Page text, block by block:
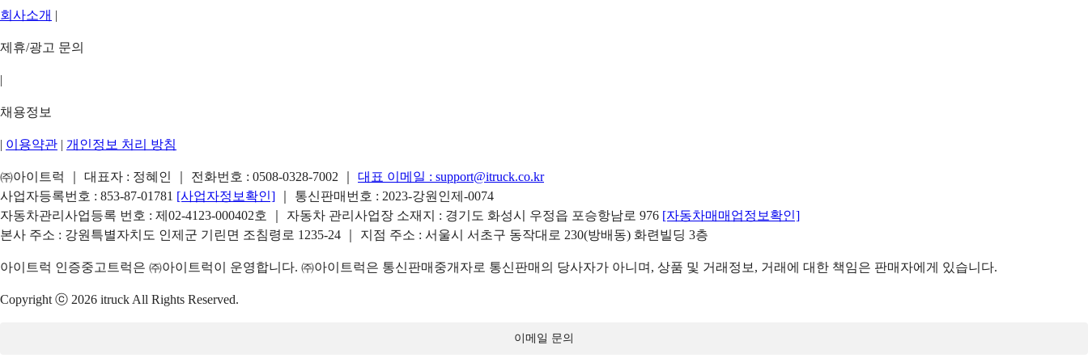
회사소개 |
제휴/광고 문의
|
채용정보
| 이용약관 | 개인정보 처리 방침
㈜아이트럭 ｜ 대표자 : 정혜인 ｜ 전화번호 : 0508-0328-7002 대표 이메일 : support@itruck.co.kr
사업자등록번호 : 853-87-01781 [사업자정보확인]
｜ 통신판매번호 : 2023-강원인제-0074
자동차관리사업등록 번호 : 제02-4123-000402호 ｜ 자동차 관리사업장 소재지 : 경기도 화성시 우정읍 포승항남로 976 [자동차매매업정보확인]
본사 주소 : 강원특별자치도 인제군 기린면 조침령로 1235-24 ｜ 지점 주소 : 서울시 서초구 동작대로 230(방배동) 화련빌딩 3층
아이트럭 인증중고트럭은 ㈜아이트럭이 운영합니다. ㈜아이트럭은 통신판매중개자로 통신판매의 당사자가 아니며, 상품 및 거래정보, 거래에 대한 책임은 판매자에게 있습니다.
Copyright ⓒ 2026 itruck All Rights Reserved.
이메일 문의